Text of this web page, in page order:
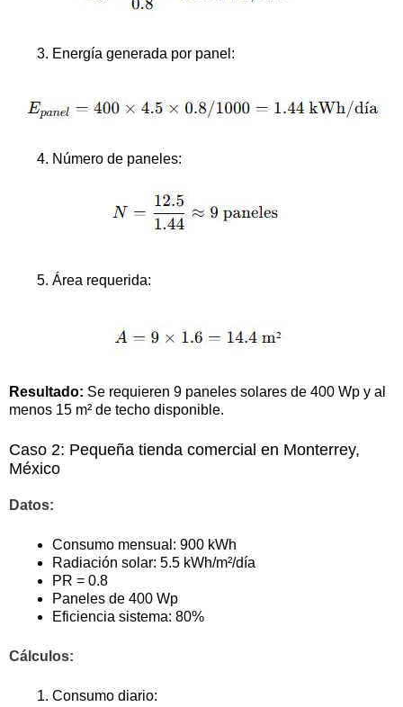
Energía generada por panel:
Número de paneles:
Área requerida:
Resultado: Se requieren 9 paneles solares de 400 Wp y al
menos 15 m² de techo disponible.
Caso 2: Pequeña tienda comercial en Monterrey,
México
Datos:
Consumo mensual: 900 kWh
Radiación solar: 5.5 kWh/m²/día
PR = 0.8
Paneles de 400 Wp
Eficiencia sistema: 80%
Cálculos:
Consumo diario: